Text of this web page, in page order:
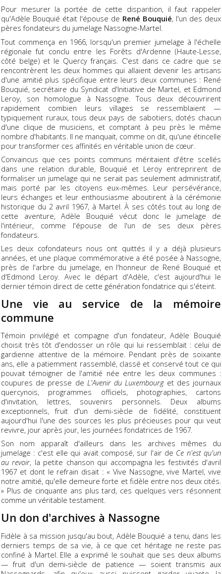
Pour mesurer la portée de cette disparition, il faut rappeler
qu'Adèle Bouquié était l'épouse de René Bouquié, l'un des deux
pères fondateurs du jumelage Nassogne-Martel.
Tout commença en 1966, lorsqu'un premier jumelage à l'échelle
régionale fut conclu entre les Forêts d'Ardenne (Haute-Lesse,
côté belge) et le Quercy français. C'est dans ce cadre que se
rencontrèrent les deux hommes qui allaient devenir les artisans
d'une amitié plus spécifique entre leurs deux communes : René
Bouquié, secrétaire du Syndicat d'Initiative de Martel, et Edmond
Leroy, son homologue à Nassogne. Tous deux découvrirent
rapidement combien leurs villages se ressemblaient —
typiquement ruraux, tous deux pays de sabotiers, dotés chacun
d'une clique de musiciens, et comptant à peu près le même
nombre d'habitants. Il ne manquait, comme on dit, qu'une étincelle
pour transformer ces affinités en véritable union de cœur.
Convaincus que ces points communs méritaient d'être scellés
dans une relation durable, Bouquié et Leroy entreprirent de
formaliser un jumelage qui ne serait pas seulement administratif,
mais porté par les citoyens eux-mêmes. Leur persévérance,
leurs échanges et leur enthousiasme aboutirent à la cérémonie
historique du 2 avril 1967, à Martel. À ses côtés tout au long de
cette aventure, Adèle Bouquié vécut donc le jumelage de
l'intérieur, comme l'épouse de l'un de ses deux pères
fondateurs.
Les deux cofondateurs nous ont quittés il y a déjà plusieurs
années, et une plaque commémorative a été posée à Nassogne,
près de l'arbre du jumelage, en l'honneur de René Bouquié et
d'Edmond Leroy. Avec le départ d'Adèle, c'est aujourd'hui le
dernier témoin direct de cette génération fondatrice qui s'éteint.
Une vie au service de la mémoire
commune
Témoin privilégié et compagne d'un fondateur, Adèle Bouquié
choisit très tôt d'endosser un rôle qui lui ressemblait : celui de
gardienne attentive de la mémoire. Pendant près de soixante
ans, elle a patiemment rassemblé, classé et conservé tout ce qui
pouvait témoigner de l'amitié née entre les deux communes :
coupures de presse de L'Avenir du Luxembourget des journaux
quercynois, programmes officiels, photographies, cartons
d'invitation, lettres, souvenirs personnels. Deux albums
exceptionnels, fruit d'un demi-siècle de fidélité, constituent
aujourd'hui l'une des sources les plus précieuses pour qui veut
revivre, jour après jour, les journées fondatrices de 1967.
Son nom apparaît d'ailleurs dans les archives mêmes du
jumelage : c'est elle qui avait composé, sur l'air de Ce n'est qu'un
au revoir, la petite chanson qui accompagna les festivités d'avril
1967 et dont le refrain disait : « Vive Nassogne, vive Martel, vive
notre amitié, qu'elle demeure forte et fidèle entre nos deux cités.
» Plus de cinquante ans plus tard, ces quelques vers résonnent
comme un véritable testament.
Un don d'archives à Nassogne
Fidèle à sa mission jusqu'au bout, Adèle Bouquié a tenu, dans les
derniers temps de sa vie, à ce que cet héritage ne reste pas
confiné à Martel. Elle a exprimé le souhait que ses deux albums
— fruit d'un demi-siècle de patience — soient transmis aux